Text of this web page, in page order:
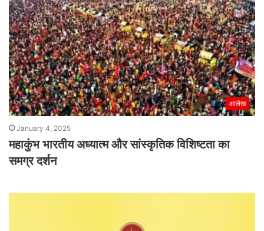
आलेख
January 4, 2025
महाकुंभ भारतीय अध्यात्म और सांस्कृतिक विशिष्टता का
समग्र दर्शन